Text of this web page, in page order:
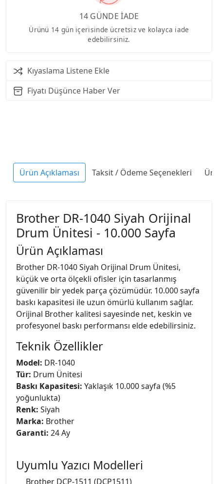
14 GÜNDE İADE
Ürünü 14 gün içerisinde ücretsiz ve kolayca iade
edebilirsiniz.
Kıyaslama Listene Ekle
Fiyatı Düşünce Haber Ver
Ürün Açıklaması Taksit / Ödeme Seçenekleri
Brother DR-1040 Siyah Orijinal
Drum Ünitesi - 10.000 Sayfa
Ürün Açıklaması
Brother DR-1040 Siyah Orijinal Drum Ünitesi,
küçük ve orta ölçekli ofisler için tasarlanmış
güvenilir bir yedek parça çözümüdür. 10.000 sayfa
baskı kapasitesi ile uzun ömürlü kullanım sağlar.
Orijinal Brother kalitesi sayesinde net, keskin ve
profesyonel baskı performansı elde edebilirsiniz.
Teknik Özellikler
Model: DR-1040
Tür: Drum Ünitesi
Baskı Kapasitesi: Yaklaşık 10.000 sayfa (%5
yoğunlukta)
Renk: Siyah
Marka: Brother
Garanti: 24 Ay
Uyumlu Yazıcı Modelleri
Brother DCP-1511 (DCP1511)